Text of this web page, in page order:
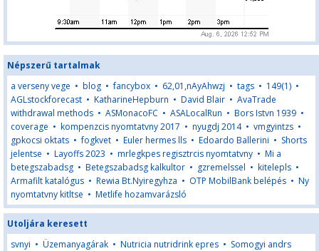
Népszerű tartalmak
a verseny vege • blog •fancybox • 62,01,nAyAhwzj • tags • 149(1) •
AGLstockforecast • KatharineHepburn • David Blair • AvaTrade
withdrawal methods • ASMonacoFC • ASALocalRun • Bors Istvn 1939 •
coverage • kompenzcis nyomtatvny 2017 • nyugdj 2014• vmgyintzs •
gpkocsi oktats •fogkvet • Euler hermes lls • Edoardo Ballerini • Shorts
jelentse • Layoffs 2023 • mrlegkpes regisztrcis nyomtatvny • Mi a
betegszabadsg • Betegszabadsg kalkultor • gzremelssel • kitelepls •
Armafilt katalógus • Rewia Bt.Nyiregyhza • OTP MobilBank belépés • Ny
nyomtatvny kitltse • Metlife hozamvarázsló
Utoljára keresett
svnyi • Üzemanyagárak • Nutricia nutridrink epres • Somogyi andrs